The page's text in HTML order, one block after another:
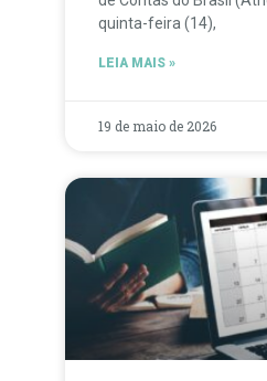
quinta-feira (14),
LEIA MAIS »
19 de maio de 2026